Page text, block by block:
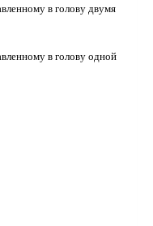
в голову двумя
в голову одной